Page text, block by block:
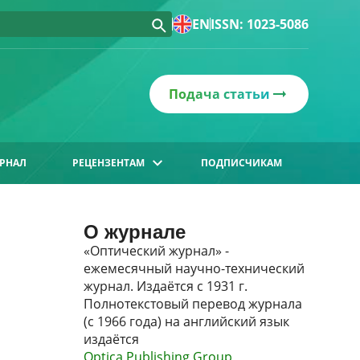
ENISSN: 1023-5086
Подача статьи
РЕЦЕНЗЕНТАМ ПОДПИСЧИКАМ
О журнале
«Оптический журнал» -
ежемесячный научно-технический
журнал. Издаётся с 1931 г.
Полнотекстовый перевод журнала
(с 1966 года) на английский язык
издаётся